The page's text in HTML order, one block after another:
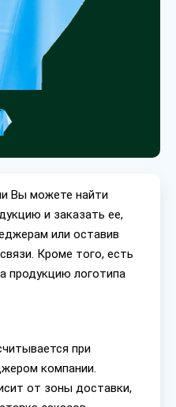
Вы можете найти
и заказать ее,
или оставив
Кроме того, есть
продукцию логотипа
при
компании.
от зоны доставки,